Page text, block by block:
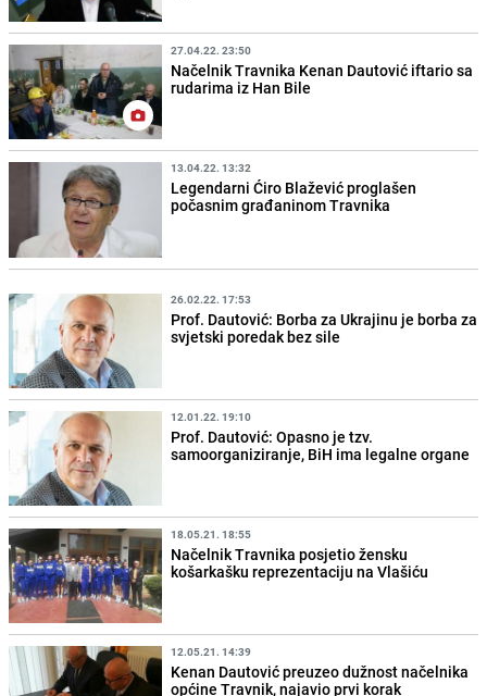
27.04.22. 23:50
Načelnik Travnika Kenan Dautović iftario sa
rudarima iz Han Bile
13.04.22. 13:32
Legendarni Ćiro Blažević proglašen
počasnim građaninom Travnika
26.02.22. 17:53
Prof. Dautović: Borba za Ukrajinu je borba za
svjetski poredak bez sile
12.01.22. 19:10
Prof. Dautović: Opasno je tzv.
samoorganiziranje, BiH ima legalne organe
18.05.21. 18:55
Načelnik Travnika posjetio žensku
košarkašku reprezentaciju na Vlašiću
12.05.21. 14:39
Kenan Dautović preuzeo dužnost načelnika
općine Travnik, najavio prvi korak